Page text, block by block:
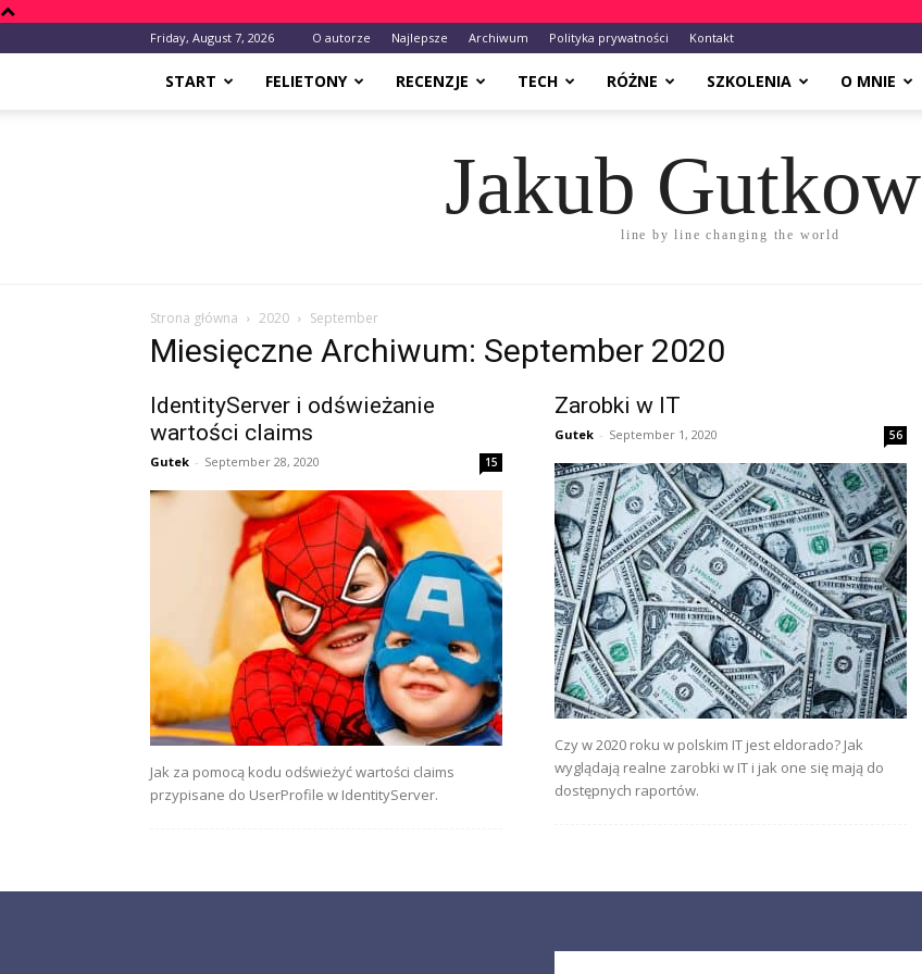
Friday, August 7, 2026 O autorze Najlepsze Archiwum Polityka prywatności Kontakt
START FELIETONY RECENZJE TECH RÓŻNE SZKOLENIA O MNIE
Jakub
line by line changing the world
Strona główna 2020 September
Miesięczne Archiwum: September 2020
IdentityServer i odświeżanie
wartości claims
Gutek - September 28, 2020 15
Jak za pomocą kodu odświeżyć wartości claims
przypisane do UserProfile w IdentityServer.
Zarobki w IT
Gutek - September 1, 2020 56
Czy w 2020 roku w polskim IT jest eldorado? Jak
wyglądają realne zarobki w IT i jak one się mają do
dostępnych raportów.